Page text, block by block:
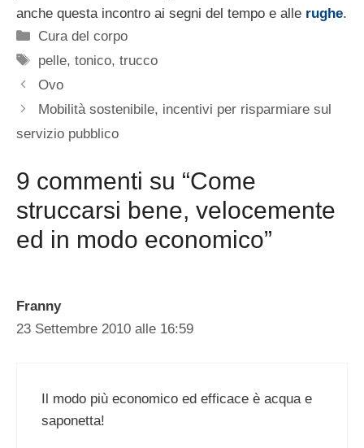
anche questa incontro ai segni del tempo e alle rughe.
Categorie
Cura del corpo
Tag
pelle,tonico,trucco
Ovo
Mobilità sostenibile, incentivi per risparmiare sul
servizio pubblico
9 commenti su “Come
struccarsi bene, velocemente
ed in modo economico”
Franny
23 Settembre 2010 alle 16:59
Il modo più economico ed efficace è acqua e
saponetta!